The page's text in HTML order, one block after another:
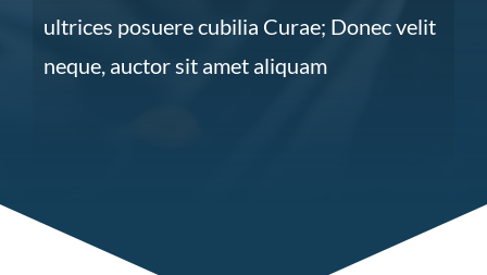
ultrices posuere cubilia Curae; Donec velit
neque, auctor sit amet aliquam